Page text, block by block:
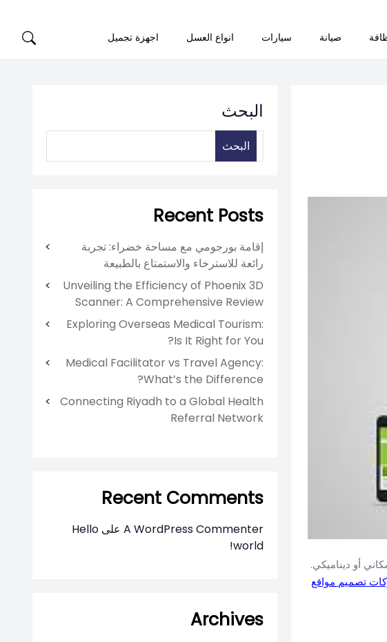
صيانة سيارات انواع العسل اجهزة تجميل
أو ديناميكي.
تصميم مواقع
البحث
البحث
Recent Posts
إقامة بورجومي مع مساحة خضراء: تجربة
رائعة للاسترخاء والاستمتاع بالطبيعة
Unveiling the Efficiency of Phoenix 3D
Scanner: A Comprehensive Review
Exploring Overseas Medical Tourism:
Is It Right for You?
Medical Facilitator vs Travel Agency:
What’s the Difference?
Connecting Riyadh to a Global Health
Referral Network
Recent Comments
A WordPress Commenter على Hello
world!
Archives